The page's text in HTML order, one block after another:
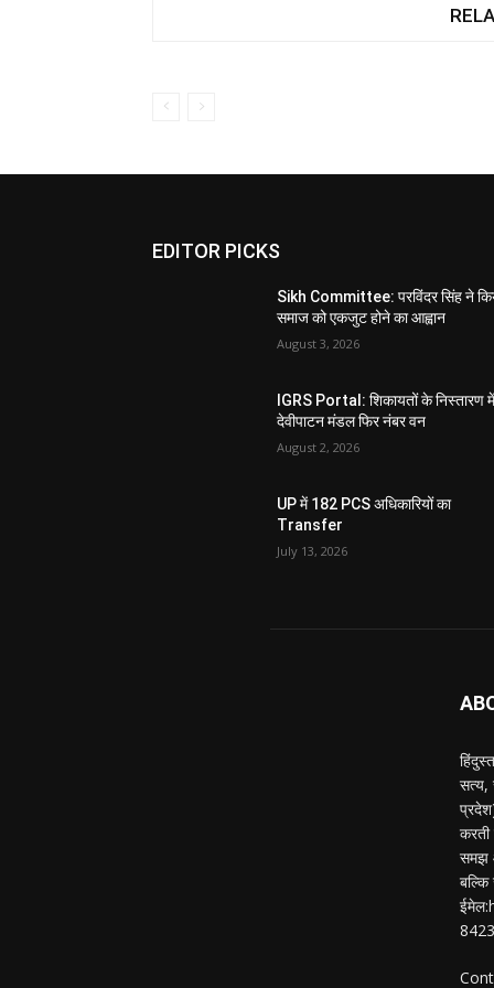
EDITOR PICKS
Sikh Committee: परविंदर सिंह ने
समाज को एकजुट होने का आह्वान
August 3, 2026
IGRS Portal: शिकायतों के निस्तारण
देवीपाटन मंडल फिर नंबर वन
August 2, 2026
UP में 182 PCS अधिकारियों का
Transfer
July 13, 2026
सत्य,
करती
समझ
बल्कि